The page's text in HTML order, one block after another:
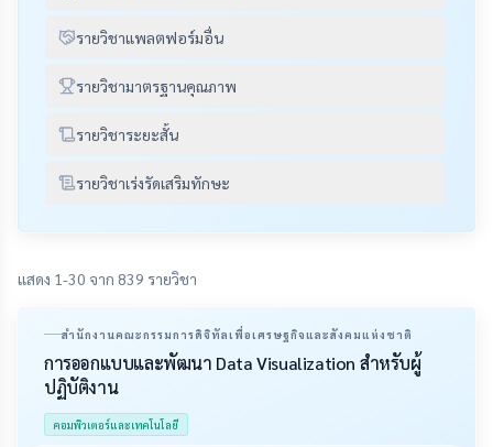
รายวิชาแพลตฟอร์มอื่น
รายวิชามาตรฐานคุณภาพ
รายวิชาระยะสั้น
รายวิชาเร่งรัดเสริมทักษะ
แสดง 1-30 จาก 839 รายวิชา
สำนักงานคณะกรรมการดิจิทัลเพื่อเศรษฐกิจและสังคมแห่งชาติ
การออกแบบและพัฒนา Data Visualization สำหรับผู้
ปฏิบัติงาน
คอมพิวเตอร์และเทคโนโลยี